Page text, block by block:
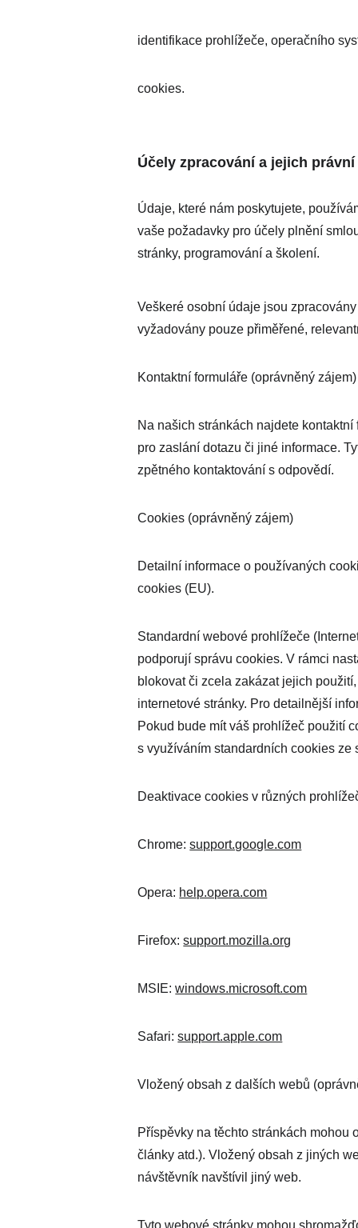
identifikace prohlížeče, operačního
cookies.
Účely zpracování a jejich právní
Údaje, které nám poskytujete,
vaše požadavky pro účely plnění
stránky, programování a školení.
Veškeré osobní údaje jsou
vyžadovány pouze přiměřené,
Kontaktní formuláře (oprávněný zájem)
Na našich stránkách najdete
pro zaslání dotazu či jiné informace.
zpětného kontaktování s odpovědí.
Cookies (oprávněný zájem)
Detailní informace o používaných
cookies (EU).
Standardní webové prohlížeče
podporují správu cookies. V rámci
blokovat či zcela zakázat jejich
internetové stránky. Pro detailnější
Pokud bude mít váš prohlížeč použití
s využíváním standardních cookies ze
Deaktivace cookies v různých
Chrome: support.google.com
Opera: help.opera.com
Firefox: support.mozilla.org
MSIE: windows.microsoft.com
Safari: support.apple.com
Vložený obsah z dalších webů
Příspěvky na těchto stránkách
články atd.). Vložený obsah z jiných
návštěvník navštívil jiný web.
Tyto webové stránky mohou